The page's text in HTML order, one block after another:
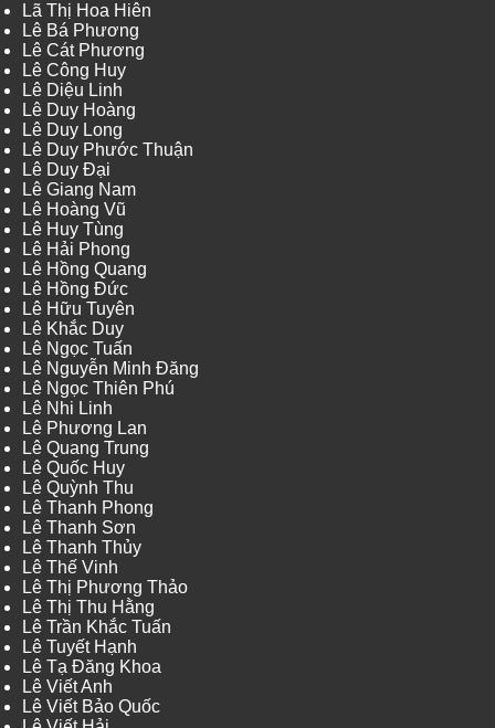
Lã Thị Hoa Hiên
Lê Bá Phương
Lê Cát Phương
Lê Công Huy
Lê Diệu Linh
Lê Duy Hoàng
Lê Duy Long
Lê Duy Phước Thuận
Lê Duy Đại
Lê Giang Nam
Lê Hoàng Vũ
Lê Huy Tùng
Lê Hải Phong
Lê Hồng Quang
Lê Hồng Đức
Lê Hữu Tuyên
Lê Khắc Duy
Lê Ngọc Tuấn
Lê Nguyễn Minh Đăng
Lê Ngọc Thiên Phú
Lê Nhi Linh
Lê Phương Lan
Lê Quang Trung
Lê Quốc Huy
Lê Quỳnh Thu
Lê Thanh Phong
Lê Thanh Sơn
Lê Thanh Thủy
Lê Thế Vinh
Lê Thị Phương Thảo
Lê Thị Thu Hằng
Lê Trần Khắc Tuấn
Lê Tuyết Hạnh
Lê Tạ Đăng Khoa
Lê Viết Anh
Lê Viết Bảo Quốc